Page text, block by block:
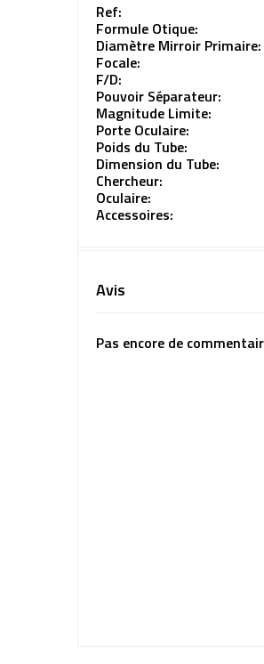
Ref:
Formule Otique:
Diamètre Mirroir Primaire:
Focale:
F/D:
Pouvoir Séparateur:
Magnitude Limite:
Porte Oculaire:
Poids du Tube:
Dimension du Tube:
Chercheur:
Oculaire:
Accessoires:
Avis
Pas encore de